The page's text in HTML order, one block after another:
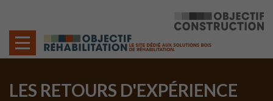
LES RETOURS D'EXPÉRIENCE